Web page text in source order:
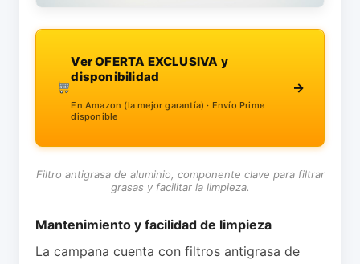
Ver OFERTA EXCLUSIVA y
disponibilidad
En Amazon (la mejor garantía) · Envío Prime
disponible
→
Filtro antigrasa de aluminio, componente clave para filtrar
grasas y facilitar la limpieza.
Mantenimiento y facilidad de limpieza
La campana cuenta con filtros antigrasa de